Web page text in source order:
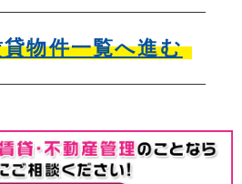
物件一覧へ進む